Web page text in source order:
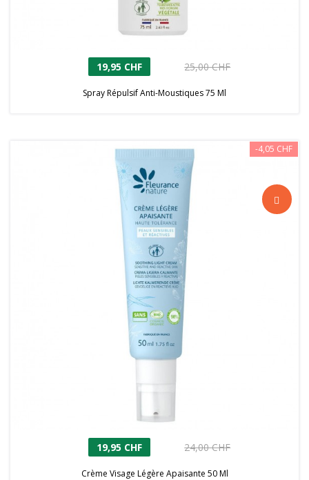
19,95 CHF 25,00 CHF
Spray Répulsif Anti-Moustiques 75 Ml
-4,05 CHF
19,95 CHF 24,00 CHF
Crème Visage Légère Apaisante 50 Ml